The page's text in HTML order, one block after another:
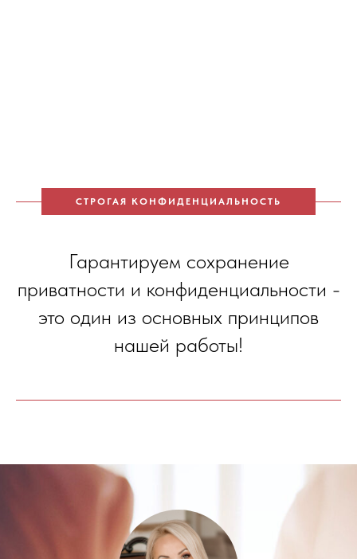
СТРОГАЯ КОНФИДЕНЦИАЛЬНОСТЬ
Гарантируем сохранение
приватности и конфиденциальности -
это один из основных принципов
нашей работы!